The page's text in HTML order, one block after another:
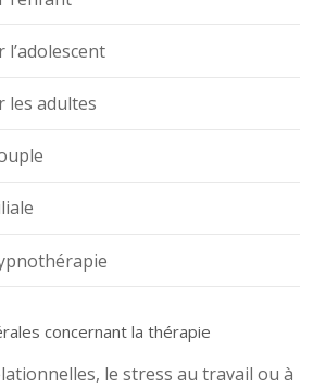
les adultes
concernant la thérapie
le stress au travail ou à